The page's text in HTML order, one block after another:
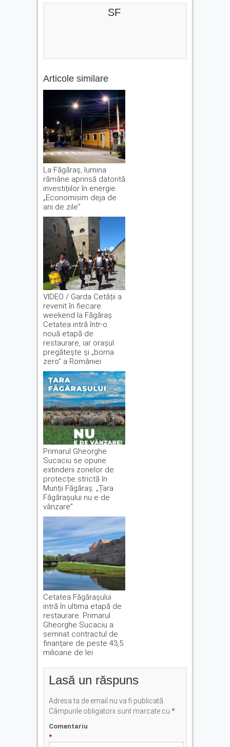
SF
Articole similare
La Făgăraș, lumina
rămâne aprinsă datorită
investițiilor în energie.
„Economisim deja de
ani de zile”
VIDEO / Garda Cetății a
revenit în fiecare
weekend la Făgăraș.
Cetatea intră într-o
nouă etapă de
restaurare, iar orașul
pregătește și „borna
zero” a României
Primarul Gheorghe
Sucaciu se opune
extinderii zonelor de
protecție strictă în
Munții Făgăraș. „Țara
Făgărașului nu e de
vânzare”
Cetatea Făgărașului
intră în ultima etapă de
restaurare. Primarul
Gheorghe Sucaciu a
semnat contractul de
finanțare de peste 43,5
milioane de lei
Lasă un răspuns
Adresa ta de email nu va fi publicată.
Câmpurile obligatorii sunt marcate cu *
Comentariu
*